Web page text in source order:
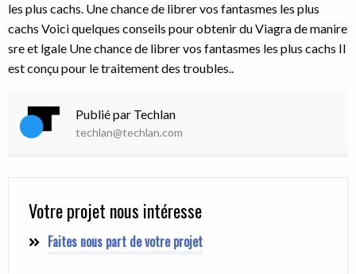
les plus cachs. Une chance de librer vos fantasmes les plus
cachs Voici quelques conseils pour obtenir du Viagra de manire
sre et lgale Une chance de librer vos fantasmes les plus cachs Il
est conçu pour le traitement des troubles..
Publié par Techlan
techlan@techlan.com
Votre projet nous intéresse
Faites nous part de votre projet